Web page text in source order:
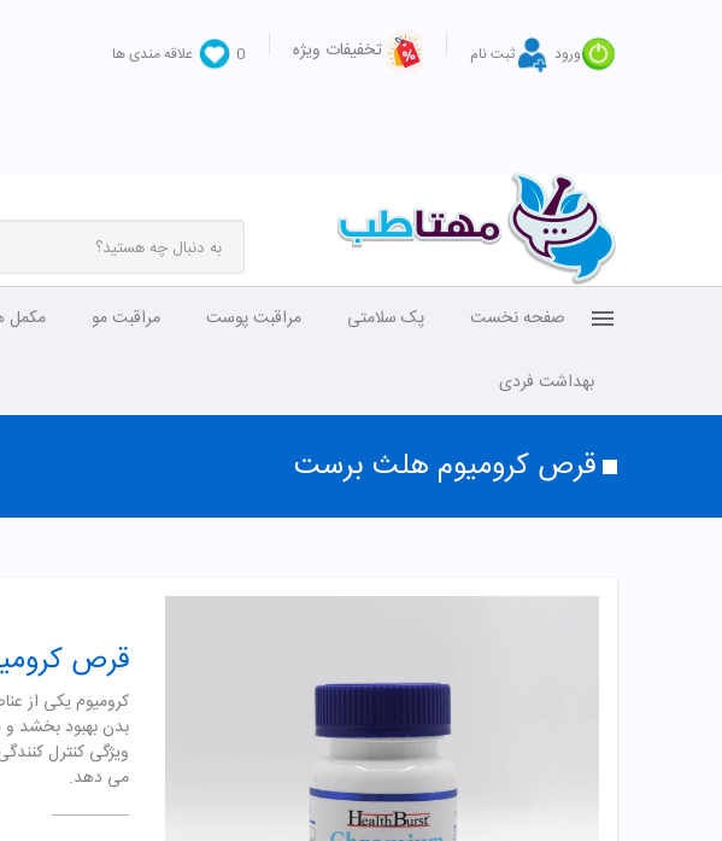
ورود ثبت نام تخفیفات ویژه 0 علاقه مندی ها
صفحه نخست پک سلامتی مراقبت پوست مراقبت مو مکمل
بهداشت فردی
قرص کرومیوم هلث برست
قرص
کرومیوم یکی از
بدن بهبود بخشد و
ویژگی کنترل
می دهد.